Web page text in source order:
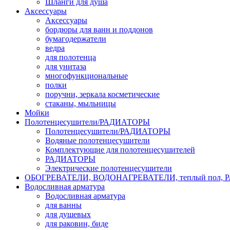
Шланги для душа
Аксессуары
Аксессуары
бордюры для ванн и поддонов
бумагодержатели
ведра
для полотенца
для унитаза
многофункциональные
полки
поручни, зеркала косметические
стаканы, мыльницы
Мойки
Полотенцесушители/РАДИАТОРЫ
Полотенцесушители/РАДИАТОРЫ
Водяные полотенцесушители
Комплектующие для полотенцесушителей
РАДИАТОРЫ
Электрические полотенцесушители
ОБОГРЕВАТЕЛИ, ВОДОНАГРЕВАТЕЛИ, теплый пол,
Водосливная арматура
Водосливная арматура
для ванны
для душевых
для раковин, биде